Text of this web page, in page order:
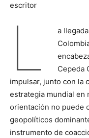
escritor
L
a
Cepeda
impulsar, junto con la
estrategia mundial en
orientación no puede
geopolíticos
instrumento de